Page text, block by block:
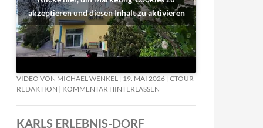
akzeptieren und diesen Inhalt zu aktivieren
VIDEO VON MICHAEL WENKEL 19. MAI 2026 CTOUR-
REDAKTION
KOMMENTAR HINTERLASSEN
KARLS ERLEBNIS-DORF